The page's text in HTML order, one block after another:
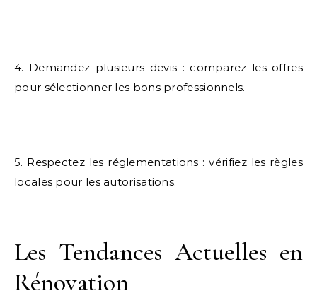
4. Demandez plusieurs devis : comparez les offres
pour sélectionner les bons professionnels.
5. Respectez les réglementations : vérifiez les règles
locales pour les autorisations.
Les Tendances Actuelles en
Rénovation